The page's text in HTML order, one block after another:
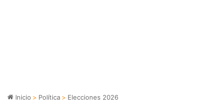
Inicio > Política > Elecciones 2026